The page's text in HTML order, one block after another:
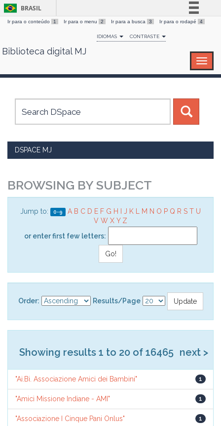
Skip
BRASIL
Simplifique!
Comunica BR
Canais
Ir para o conteúdo 1 Ir para o menu 2 Ir para a busca 3 Ir para o rodapé 4
IDIOMAS CONTRASTE
Biblioteca digital MJ
DSPACE MJ
BROWSING BY SUBJECT
Jump to: 0-9 A B C D E F G H J K M N O P Q R S T U
V W X Y Z
or enter first few letters:
Order: Results/Page
Showing results 1 to 20 of 16465 next >
"Ai.Bi. Associazione Amici dei Bambini" 1
"Amici Missione Indiane - AMI" 1
"Associazione I Cinque Pani Onlus" 1